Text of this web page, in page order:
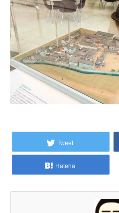
Tweet
Hatena